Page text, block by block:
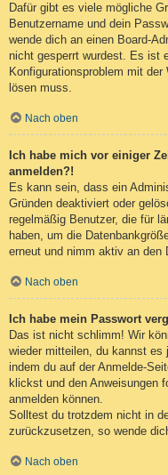
Dafür gibt es viele mögliche
Benutzername und dein
wende dich an einen Board-
nicht gesperrt wurdest. Es ist
Konfigurationsproblem mit
lösen muss.
Nach oben
Ich habe mich vor einiger
anmelden?!
Es kann sein, dass ein
Gründen deaktiviert oder
regelmäßig Benutzer, die für
haben, um die
erneut und nimm aktiv an den
Nach oben
Ich habe mein Passwort
Das ist nicht schlimm! Wir
wieder mitteilen, du kannst
indem du auf der Anmelde-
klickst und den Anweisungen
anmelden können.
Solltest du trotzdem nicht in
zurückzusetzen, so wende
Nach oben